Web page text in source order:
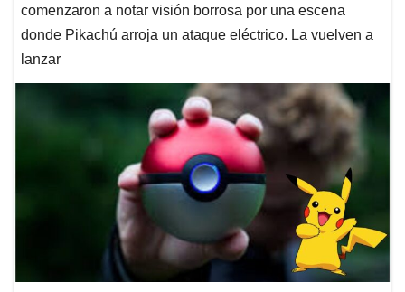
comenzaron a notar visión borrosa por una escena
donde Pikachú arroja un ataque eléctrico. La vuelven a
lanzar